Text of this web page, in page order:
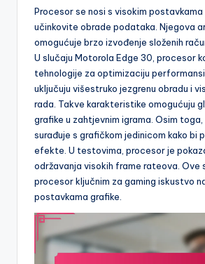
Procesor se nosi s visokim
učinkovite obrade podataka. Njegova
omogućuje brzo izvođenje složenih
U slučaju Motorola Edge 30, procesor
tehnologije za optimizaciju
uključuju višestruko jezgrenu obradu i
rada. Takve karakteristike omogućuju
grafike u zahtjevnim igrama. Osim
surađuje s grafičkom jedinicom kako bi
efekte. U testovima, procesor je
održavanja visokih frame rateova. Ove
procesor ključnim za gaming iskustvo
postavkama grafike.